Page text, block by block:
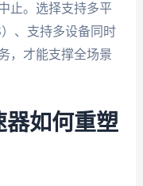
止。选择支持多平
）、支持多设备同时
，才能支撑全场景
器如何重塑